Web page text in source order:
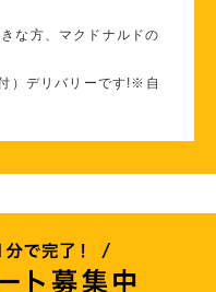
な方、マクドナルドの
）デリバリーです!※自